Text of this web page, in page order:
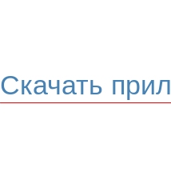
Скачать